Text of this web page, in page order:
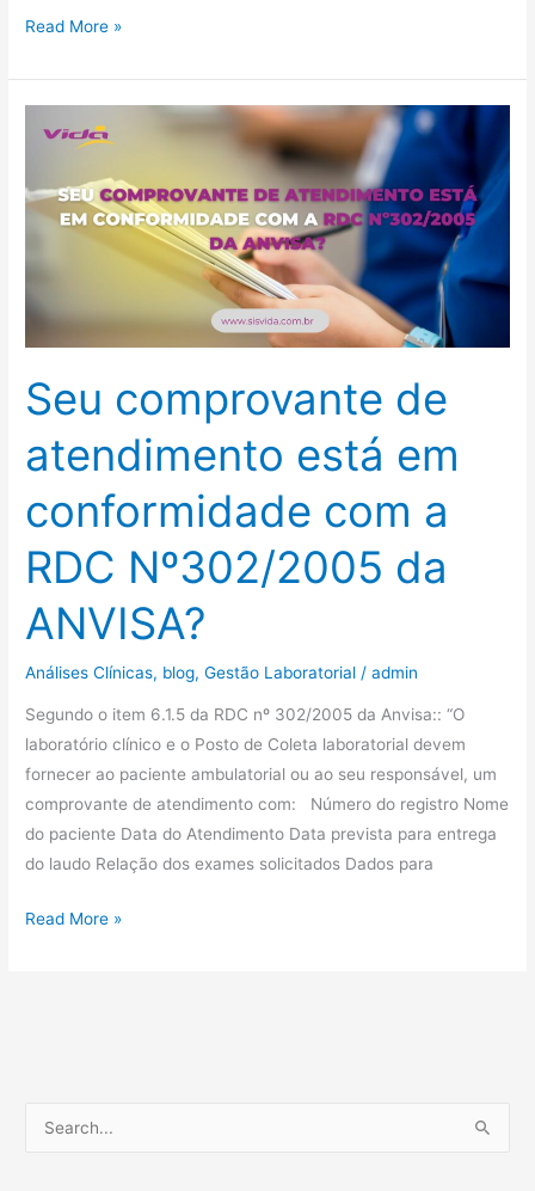
Read More »
Seu comprovante de
atendimento está em
conformidade com a
RDC Nº302/2005 da
ANVISA?
Análises Clínicas, blog,Gestão Laboratorial /admin
Segundo o item 6.1.5 da RDC nº 302/2005 da Anvisa:: “O
laboratório clínico e o Posto de Coleta laboratorial devem
fornecer ao paciente ambulatorial ou ao seu responsável, um
comprovante de atendimento com: Número do registro Nome
do paciente Data do Atendimento Data prevista para entrega
do laudo Relação dos exames solicitados Dados para
comprovante
atendimento
RDC
Nº302/2005
da
ANVISA?
Read More »